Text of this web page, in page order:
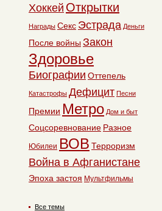
Хоккей Открытки
Награды Секс Эстрада Деньги
После войны Закон
Здоровье
Биографии Оттепель
Катастрофы Дефицит Песни
Премии Метро Дом и быт
Соцсоревнование Разное
Юбилеи ВОВ Терроризм
Война в Афганистане
Эпоха застоя Мультфильмы
Все темы